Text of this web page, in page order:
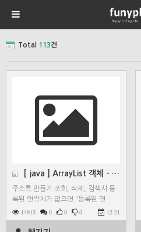
Total 113건
[ java ] ArrayList 객체 - 주소록 만들…
주소록 만들기 조회, 삭제, 검색시 등
록된 연락처가 없으면 "등록된 연…
14913 0 0 0 12-21